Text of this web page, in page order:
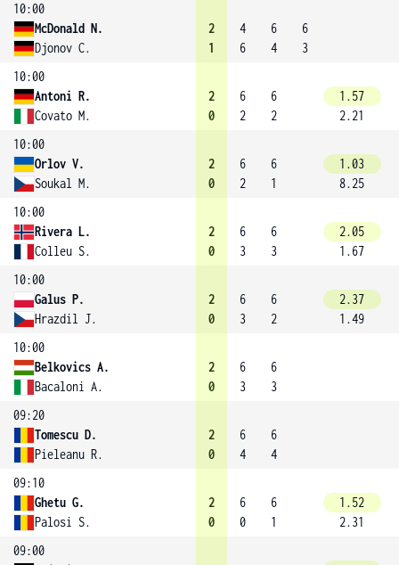
10:00
McDonald N.
Djonov C.
2
1
4
6
6
4
6
3
10:00
Antoni R.
Covato M.
2
0
6
2
6
2
1.57
2.21
10:00
Orlov V.
Soukal M.
2
0
6
2
6
1
1.03
8.25
10:00
Rivera L.
Colleu S.
2
0
6
3
6
3
2.05
1.67
10:00
Galus P.
Hrazdil J.
2
0
6
3
6
2
2.37
1.49
10:00
Belkovics A.
Bacaloni A.
2
0
6
3
6
3
09:20
Tomescu D.
Pieleanu R.
2
0
6
4
6
4
09:10
Ghetu G.
Palosi S.
2
0
6
0
6
1
1.52
2.31
09:00